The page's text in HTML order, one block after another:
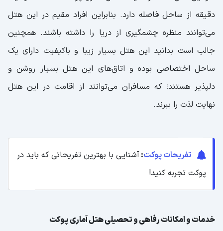
دقیقه از ساحل فاصله دارد. بنابراین افراد مقیم در این هتل
می‌توانند منظره چشمگیری از دریا را داشته باشند. همچنین
جالب است بدانید این هتل بسیار زیبا و باکیفیت دارای یک
ساحل اختصاصی بوده و اتاق‌های این هتل بسیار روشن و
دلپذیر هستند؛ که مسافران می‌توانند از اقامت در این هتل
نهایت لذت را ببرند.
تفریحات پوکت:آشنایی با بهترین تفریحاتی که باید در
پوکت تجربه کنید!
خدمات و امکانات رفاهی و تحصیلی هتل آماری پوکت